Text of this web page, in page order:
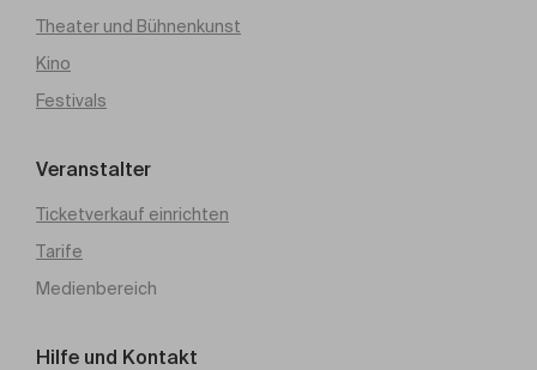
Theater und Bühnenkunst
Kino
Festivals
Veranstalter
Ticketverkauf einrichten
Tarife
Medienbereich
Hilfe und Kontakt